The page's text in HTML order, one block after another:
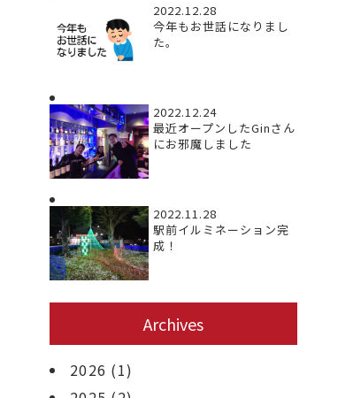
2022.12.28
今年もお世話になりまし
た。
2022.12.24
最近オープンしたGinさん
にお邪魔しました
2022.11.28
駅前イルミネーション完
成！
Archives
2026 (1)